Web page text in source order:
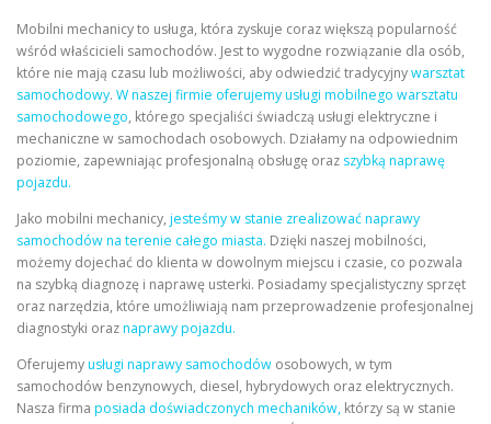
Mobilni mechanicy to usługa, która zyskuje coraz większą popularność
wśród właścicieli samochodów. Jest to wygodne rozwiązanie dla osób,
które nie mają czasu lub możliwości, aby odwiedzić tradycyjnywarsztat
samochodowy. W naszej firmie oferujemy usługi mobilnego warsztatu
samochodowego, którego specjaliści świadczą usługi elektryczne i
mechaniczne w samochodach osobowych. Działamy na odpowiednim
poziomie, zapewniając profesjonalną obsługę oraz szybką naprawę
pojazdu.
Jako mobilni mechanicy, jesteśmy w stanie zrealizować naprawy
samochodów na terenie całego miasta. Dzięki naszej mobilności,
możemy dojechać do klienta w dowolnym miejscu i czasie, co pozwala
na szybką diagnozę i naprawę usterki. Posiadamy specjalistyczny sprzęt
oraz narzędzia, które umożliwiają nam przeprowadzenie profesjonalnej
diagnostyki oraznaprawy pojazdu.
Oferujemyusługi naprawy samochodów osobowych, w tym
samochodów benzynowych, diesel, hybrydowych oraz elektrycznych.
Nasza firma posiada doświadczonych mechaników, którzy są w stanie